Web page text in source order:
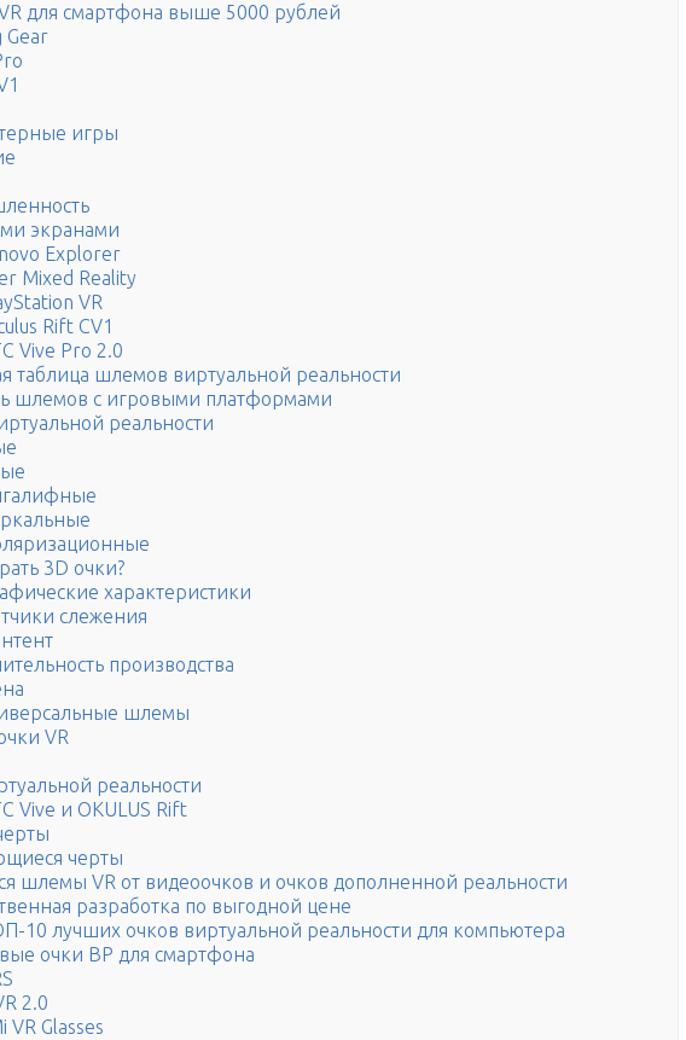
для смартфона выше 5000 рублей
Gear
игры
экранами
Explorer
Mixed Reality
VR
Rift CV1
Vive Pro 2.0
таблица шлемов виртуальной реальности
шлемов с игровыми платформами
реальности
3D очки?
характеристики
слежения
производства
шлемы
VR
реальности
Vive и OKULUS Rift
черты
шлемы VR от видеоочков и очков дополненной реальности
разработка по выгодной цене
10 лучших очков виртуальной реальности для компьютера
очки ВР для смартфона
2.0
VR Glasses